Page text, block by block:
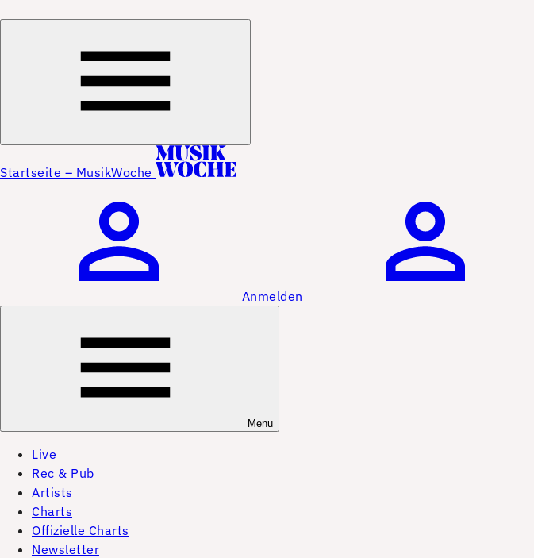
Startseite – MusikWoche
Anmelden
Menu
Live
Rec & Pub
Artists
Charts
Offizielle Charts
Newsletter